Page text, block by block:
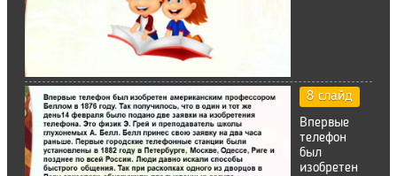
8 слайд
Впервые
телефон
был
изобретен